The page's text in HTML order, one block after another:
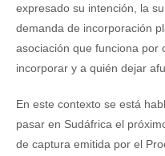
expresado su intención, la
demanda de incorporación
asociación que funciona por
incorporar y a quién dejar
En este contexto se está
pasar en Sudáfrica el
de captura emitida por el